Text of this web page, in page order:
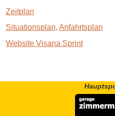
Zeitplan
Situationsplan, Anfahrtsplan
Website Visana Sprint